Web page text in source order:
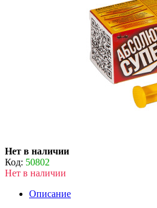
Нет в наличии
Код: 50802
Нет в наличии
Описание